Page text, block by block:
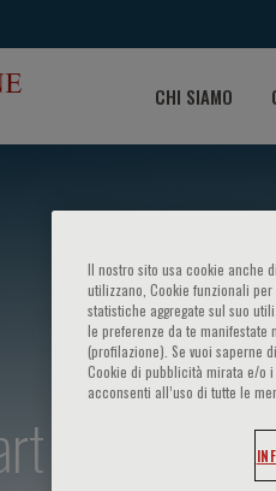
CHI SIAMO
Loeys
Il nostro sito usa cookie anche
utilizzano, Cookie funzionali
statistiche aggregate sul suo
le preferenze da te manifestate
(profilazione). Se vuoi saperne
Cookie di pubblicità mirata e/o i
acconsenti all’uso di tutte le